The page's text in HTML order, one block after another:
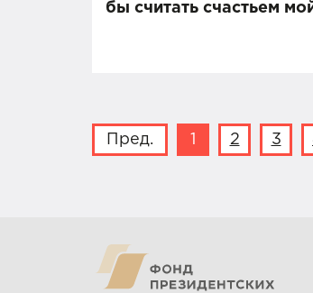
бы считать счастьем
Пред. 2 3